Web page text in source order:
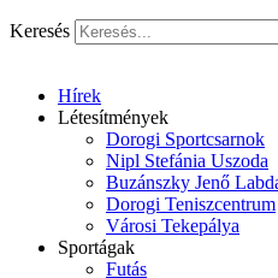
Keresés
Hírek
Létesítmények
Dorogi Sportcsarnok
Nipl Stefánia Uszoda
Buzánszky Jenő
Dorogi Teniszcentrum
Városi Tekepálya
Sportágak
Futás